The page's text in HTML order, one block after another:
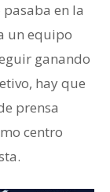
en la
un equipo
ganando
hay que
prensa
centro